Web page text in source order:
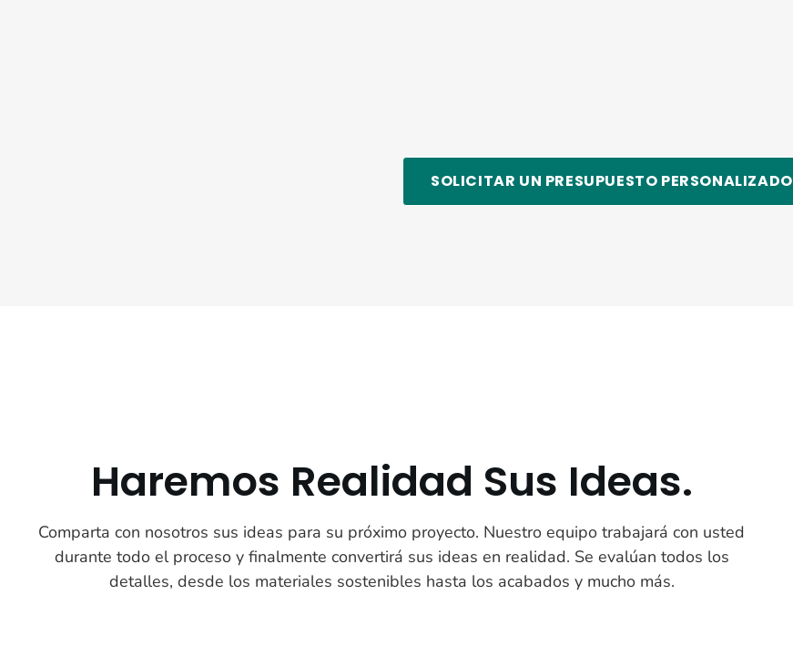
SOLICITAR UN PRESUPUESTO PERSONALIZADO
Haremos Realidad Sus Ideas.
Comparta con nosotros sus ideas para su próximo proyecto. Nuestro equipo trabajará con usted
durante todo el proceso y finalmente convertirá sus ideas en realidad. Se evalúan todos los
detalles, desde los materiales sostenibles hasta los acabados y mucho más.